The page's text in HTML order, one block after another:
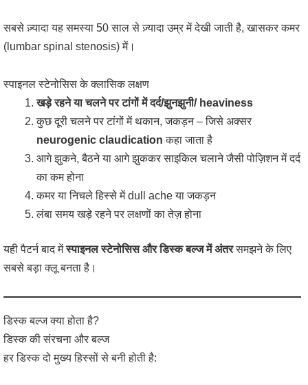
सबसे ज़्यादा यह समस्या 50 साल से ज़्यादा उम्र में देखी जाती है, खासकर कमर
(lumbar spinal stenosis) में।
स्पाइनल स्टेनोसिस के क्लासिक लक्षण
खड़े रहने या चलने पर टांगों में दर्द/झुनझुनी/ heaviness
कुछ दूरी चलने पर टांगों में थकान, जकड़न – जिसे अक्सर
neurogenic claudication कहा जाता है
आगे झुकने, बैठने या आगे झुककर साइकिल चलाने जैसी पोज़िशन में दर्द
का कम होना
कमर या निचले हिस्से में dull ache या जकड़न
लंबा समय खड़े रहने पर लक्षणों का तेज़ होना
यही पैटर्न बाद मेंस्पाइनल स्टेनोसिस और डिस्क बल्ज में अंतरसमझने के लिए
सबसे बड़ा क्लू बनता है।
डिस्क बल्ज क्या होता है?
डिस्क की संरचना और बल्ज
हर डिस्क दो मुख्य हिस्सों से बनी होती है: